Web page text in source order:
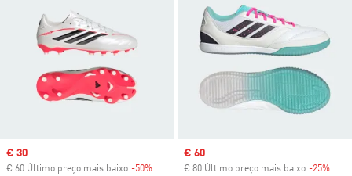
Sale price
€ 30
€ 60 Último preço mais baixo -50% Discount
Sale price
€ 60
€ 80 Último preço mais baixo -25%